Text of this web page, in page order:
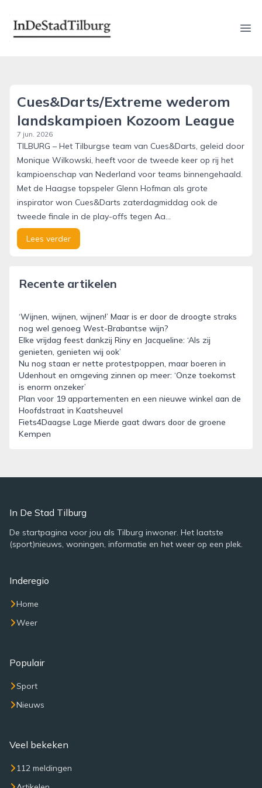
indestadtilburg.nl
Cues&Darts/Extreme wederom
landskampioen Kozoom League
7 jun. 2026
TILBURG – Het Tilburgse team van Cues&Darts, geleid door
Monique Wilkowski, heeft voor de tweede keer op rij het
kampioenschap van Nederland voor teams binnengehaald.
Met de Haagse topspeler Glenn Hofman als grote
inspirator won Cues&Darts zaterdagmiddag ook de
tweede finale in de play-offs tegen Aa...
Lees verder
Recente artikelen
‘Wijnen, wijnen, wijnen!’ Maar is er door de droogte straks
nog wel genoeg West-Brabantse wijn?
Elke vrijdag feest dankzij Riny en Jacqueline: ‘Als zij
genieten, genieten wij ook’
Nu nog staan er nette protestpoppen, maar boeren in
Udenhout en omgeving zinnen op meer: ‘Onze toekomst
is enorm onzeker’
Plan voor 19 appartementen en een nieuwe winkel aan de
Hoofdstraat in Kaatsheuvel
Fiets4Daagse Lage Mierde gaat dwars door de groene
Kempen
In De Stad Tilburg
De startpagina voor jou als Tilburg inwoner. Het laatste
(sport)nieuws, woningen, informatie en het weer op een plek.
Inderegio
Home
Weer
Populair
Sport
Nieuws
Veel bekeken
112 meldingen